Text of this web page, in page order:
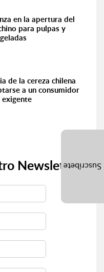
en la apertura del
para pulpas y
de la cereza chilena
a un consumidor
exigente
NewsletterSuscríbete